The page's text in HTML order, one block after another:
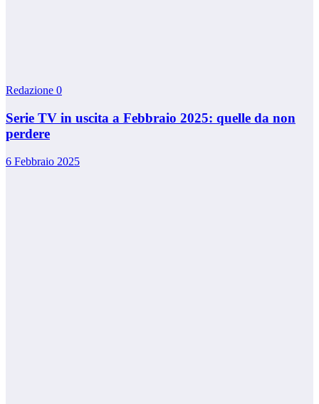
Redazione 0
Serie TV in uscita a Febbraio 2025: quelle da non
perdere
6 Febbraio 2025